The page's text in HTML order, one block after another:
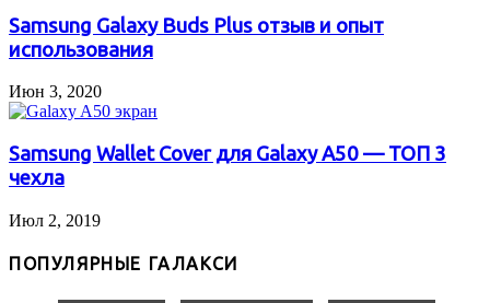
Samsung Galaxy Buds Plus отзыв и опыт
использования
Июн 3, 2020
Samsung Wallet Cover для Galaxy A50 — ТОП 3
чехла
Июл 2, 2019
ПОПУЛЯРНЫЕ ГАЛАКСИ